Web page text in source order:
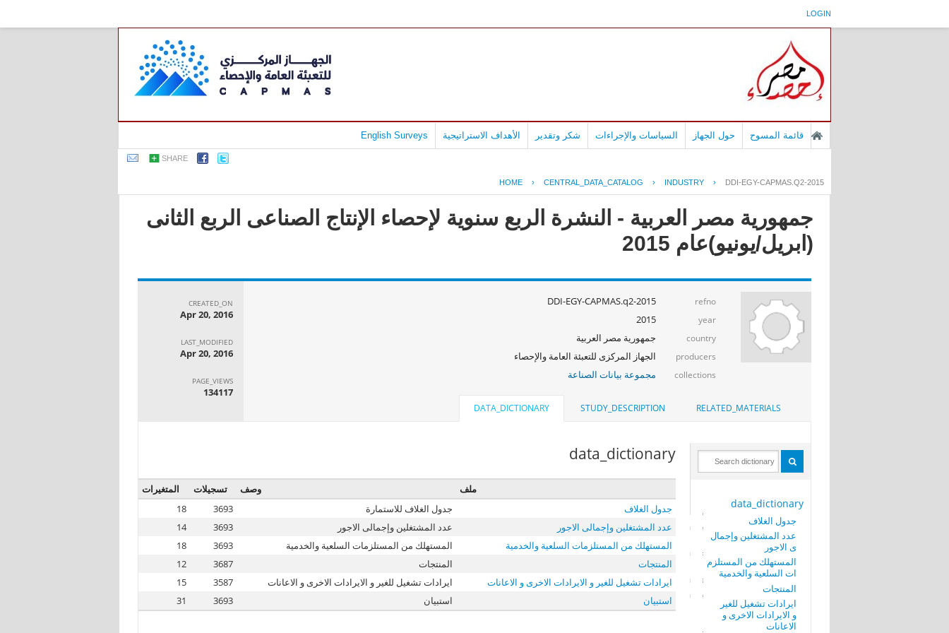
LOGIN
قائمة المسوح حول الجهاز السياسات والإجراءات شكر وتقدير الأهداف الاستراتيجية English Surveys
SHARE
HOME › CENTRAL_DATA_CATALOG › INDUSTRY › DDI-EGY-CAPMAS.Q2-2015
جمهورية مصر العربية - النشرة الربع سنوية لإحصاء الإنتاج الصناعى الربع الثانى
(ابريل/يونيو)عام 2015
refno
DDI-EGY-CAPMAS.q2-2015
year
2015
country جمهورية مصر العربية
producers الجهاز المركزى للتعبئة العامة والإحصاء
collections مجموعة بيانات الصناعة
CREATED_ON
Apr 20, 2016
LAST_MODIFIED
Apr 20, 2016
PAGE_VIEWS
134117
RELATED_MATERIALS
STUDY_DESCRIPTION
DATA_DICTIONARY
data_dictionary
جدول الغلاف
عدد المشتغلين وإجمال
ى الاجور
المستهلك من المستلزم
ات السلعية والخدمية
المنتجات
ايرادات تشغيل للغير
و الايرادات الاخرى و
الاعانات
data_dictionary
ملف وصف تسجيلات
المتغيرات
جدول الغلاف
جدول الغلاف للاستمارة 3693
18
عدد المشتغلين وإجمالى الاجور
عدد المشتغلين وإجمالى الاجور 3693
14
المستهلك من المستلزمات السلعية والخدمية
المستهلك من المستلزمات السلعية والخدمية 3693
18
المنتجات
المنتجات 3687
12
ايرادات تشغيل للغير و الايرادات الاخرى و الاعانات
ايرادات تشغيل للغير و الايرادات الاخرى و الاعانات 3587
15
استبيان
استبيان 3693
31